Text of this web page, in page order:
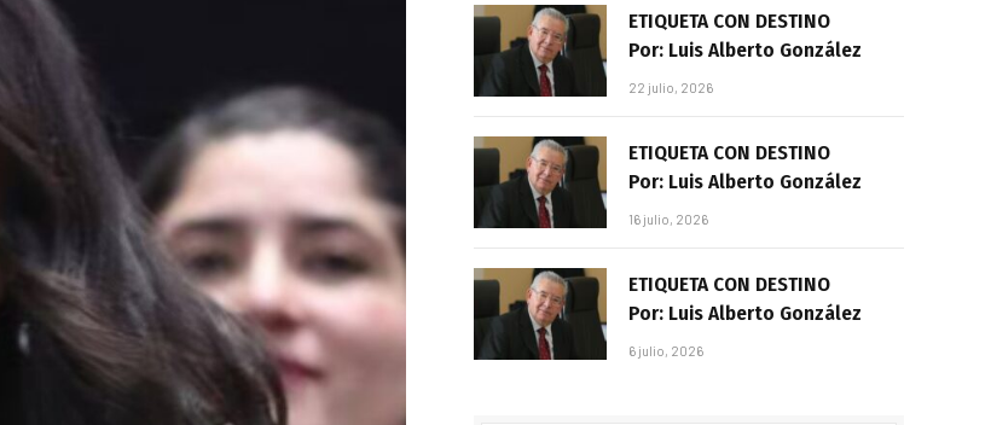
ETIQUETA CON DESTINO
Por: Luis Alberto González
22 julio, 2026
ETIQUETA CON DESTINO
Por: Luis Alberto González
16 julio, 2026
ETIQUETA CON DESTINO
Por: Luis Alberto González
6 julio, 2026